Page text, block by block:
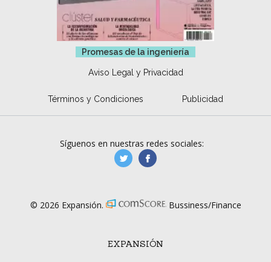
Promesas de la ingeniería
Aviso Legal y Privacidad
Términos y Condiciones Publicidad
EXPANSIÓN
Síguenos en nuestras redes sociales:
manufacturaGE
© 2026 Expansión. Bussiness/Finance